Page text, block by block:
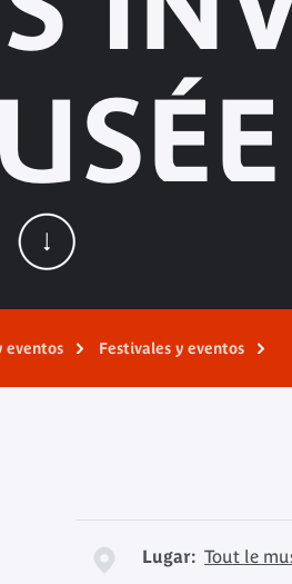
eventos Festivales y eventos
Lugar: Tout le